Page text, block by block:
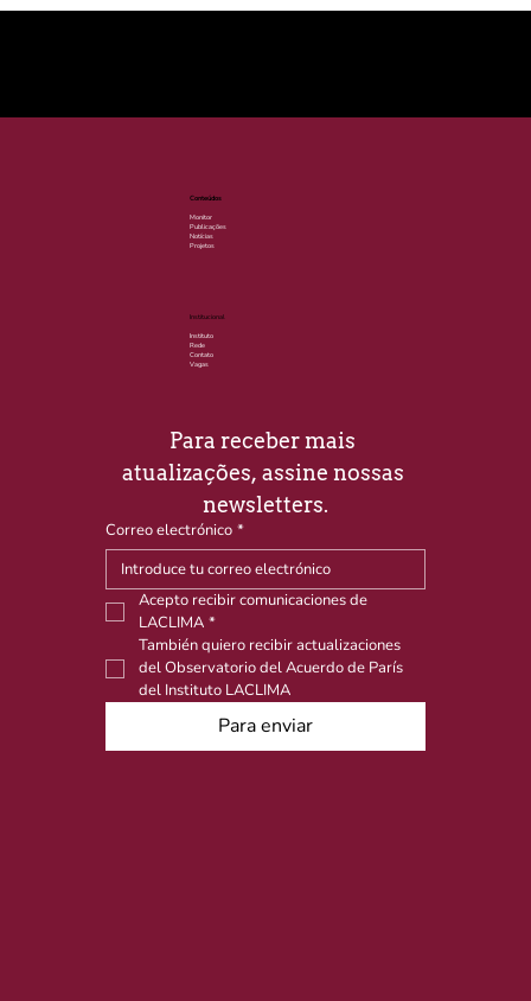
Conteúdos
Monitor
Publicações
Notícias
Projetos
Institucional
Instituto
Rede
Contato
Vagas
Para receber mais
atualizações, assine nossas
newsletters.
Correo electrónico *
Acepto recibir comunicaciones de
LACLIMA *
También quiero recibir actualizaciones
del Observatorio del Acuerdo de París
del Instituto LACLIMA
Para enviar